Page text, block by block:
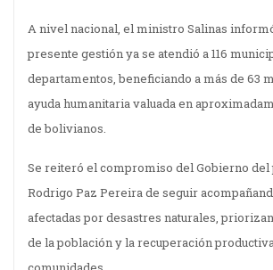
A nivel nacional, el ministro Salinas
presente gestión ya se atendió a 116
departamentos, beneficiando a más de 63
ayuda humanitaria valuada en
de bolivianos.
Se reiteró el compromiso del Gobierno del
Rodrigo Paz Pereira de seguir
afectadas por desastres naturales,
de la población y la recuperación